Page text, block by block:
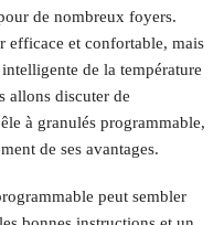
de nombreux foyers.
efficace et confortable, mais
de la température
allons discuter de
à granulés programmable,
de ses avantages.
peut sembler